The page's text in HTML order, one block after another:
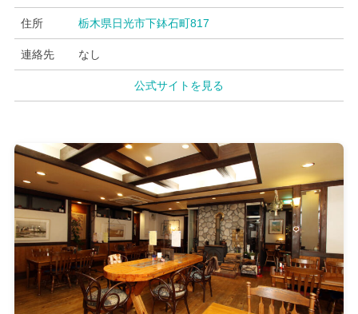
住所 栃木県日光市下鉢石町817
連絡先 なし
公式サイトを見る